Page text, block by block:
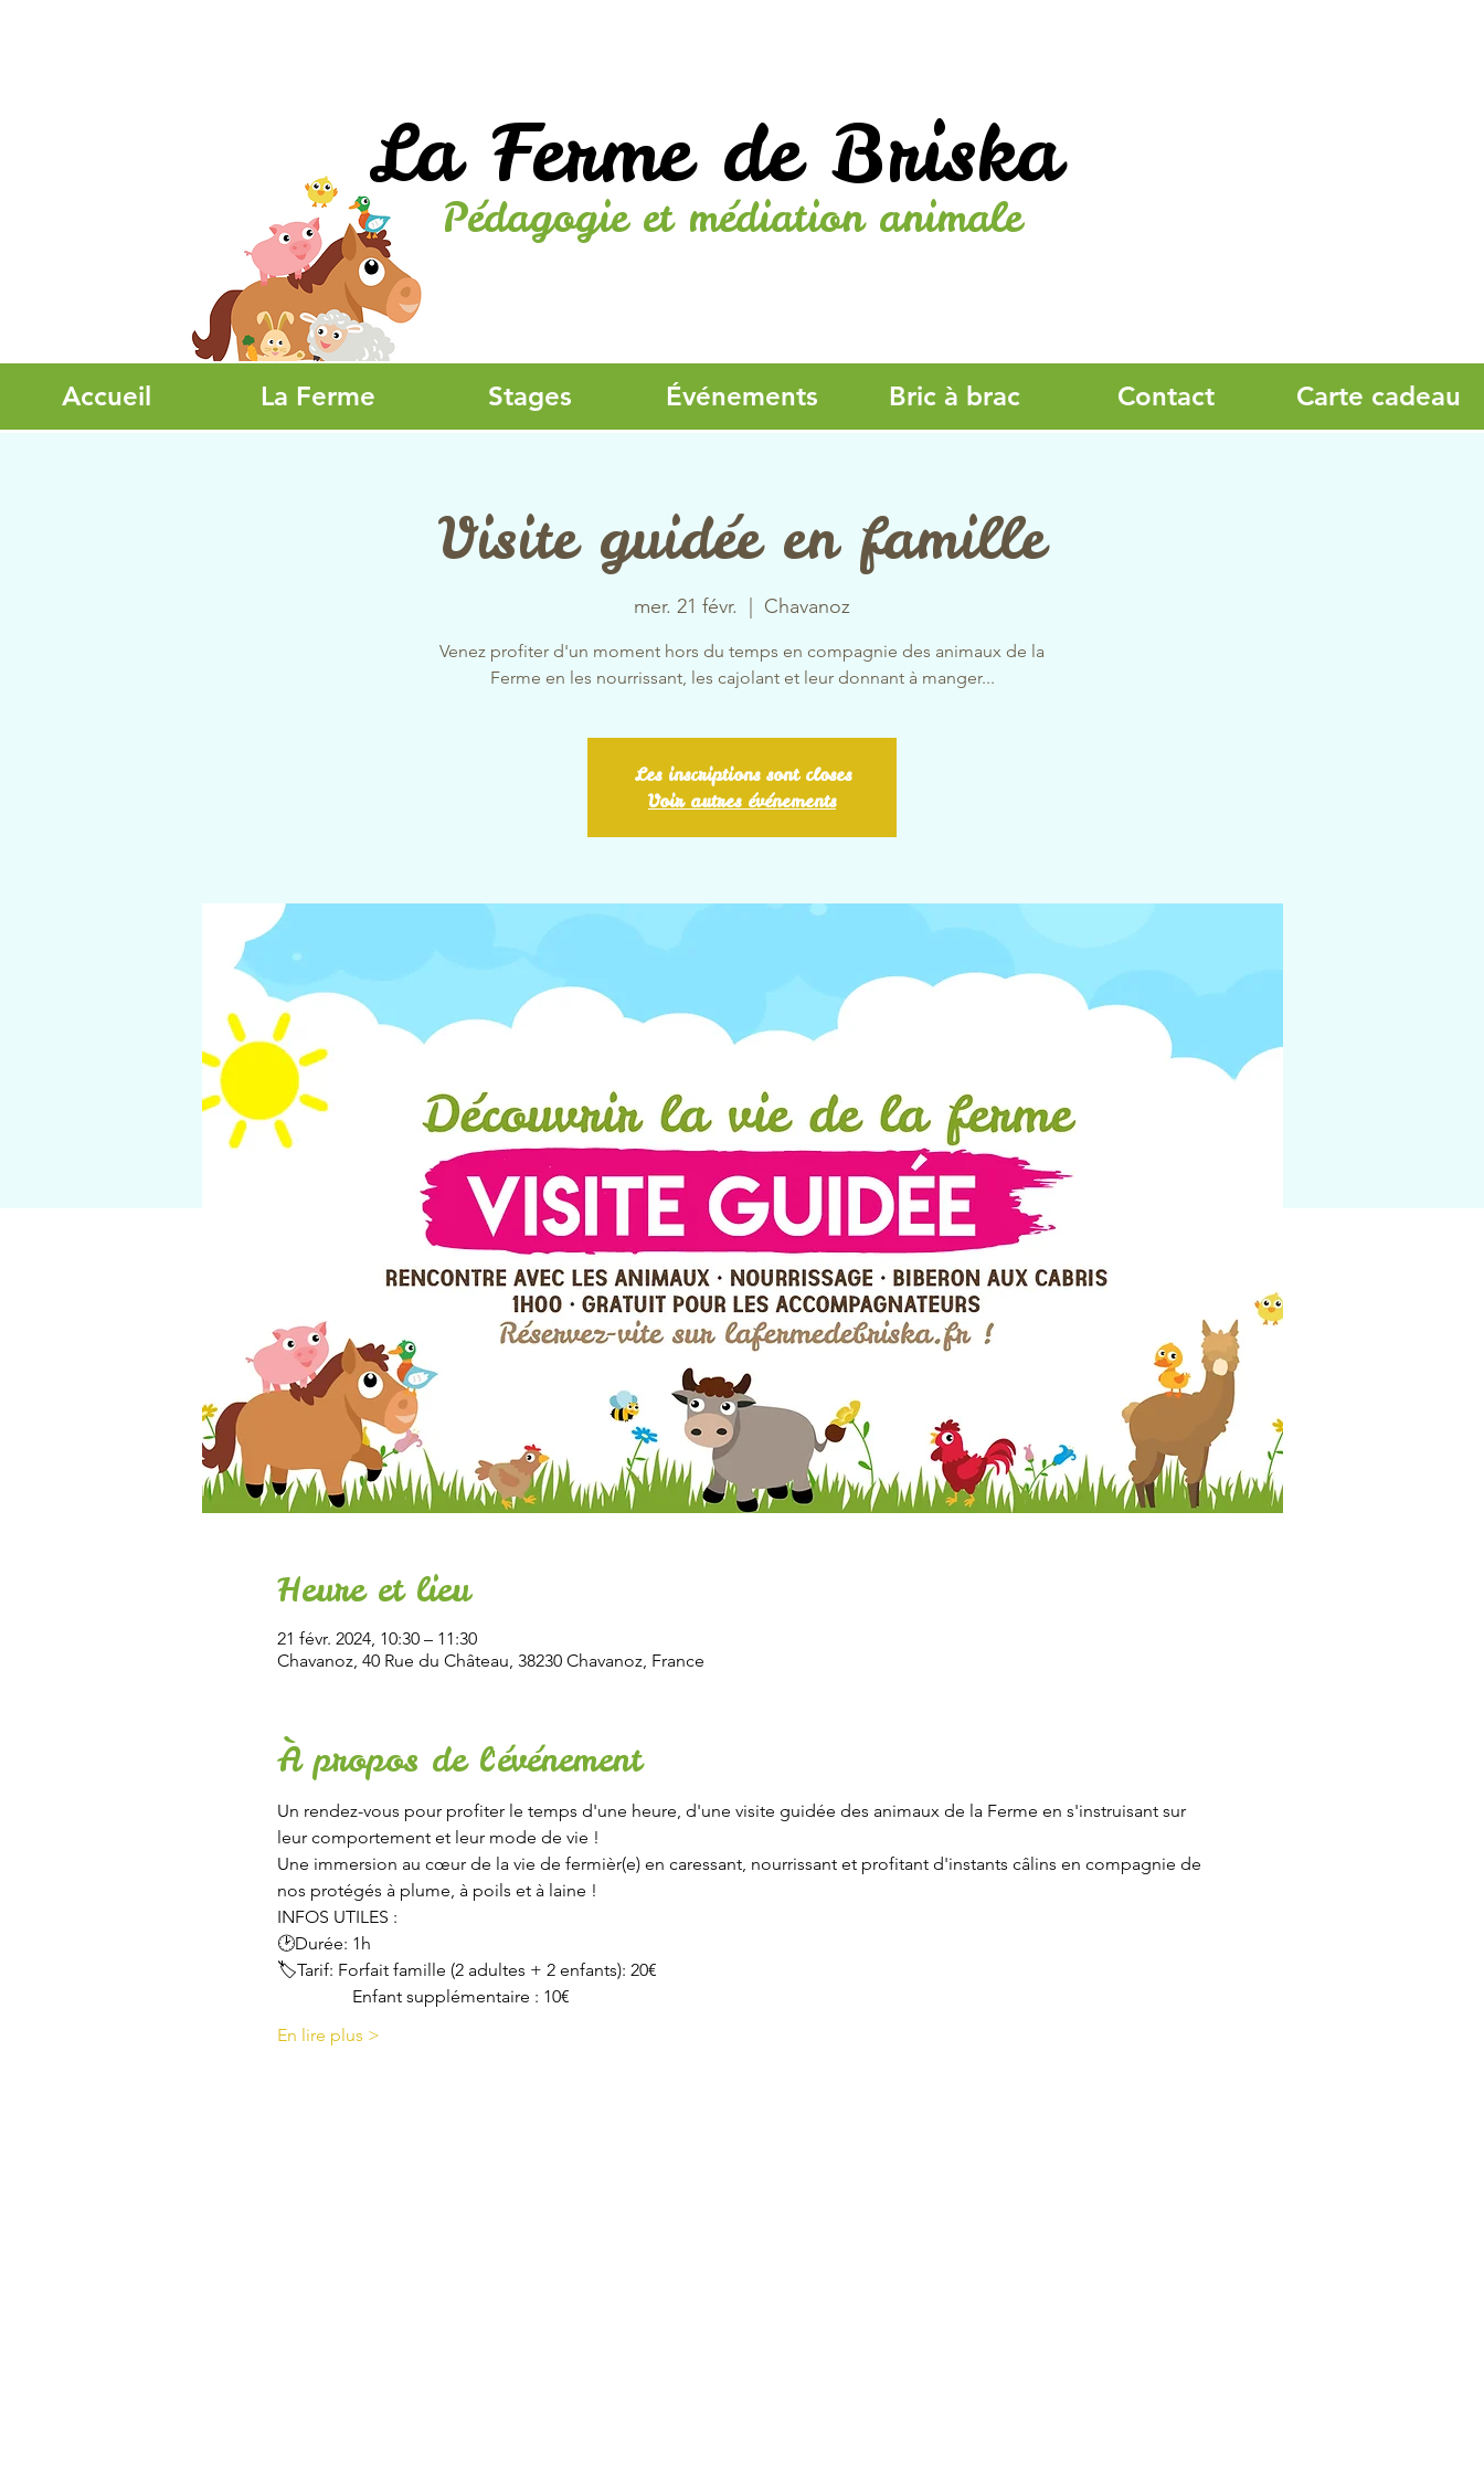
La Ferme de Briska
Pédagogie et médiation animale
Accueil La Ferme Stages Événements Bric à brac Contact Carte cadeau
Visite guidée en famille
mer. 21 févr. Chavanoz
Venez profiter d'un moment hors du temps en compagnie des animaux de la
Ferme en les nourrissant, les cajolant et leur donnant à manger...
Les inscriptions sont closes
Voir autres événements
Heure et lieu
21 févr. 2024, 10:30 – 11:30
Chavanoz, 40 Rue du Château, 38230 Chavanoz, France
À propos de l'événement
Un rendez-vous pour profiter le temps d'une heure, d'une visite guidée des animaux de la Ferme en s'instruisant sur
leur comportement et leur mode de vie !
Une immersion au cœur de la vie de fermièr(e) en caressant, nourrissant et profitant d'instants câlins en compagnie de
nos protégés à plume, à poils et à laine !
INFOS UTILES :
🕑Durée: 1h
🏷Tarif: Forfait famille (2 adultes + 2 enfants): 20€
Enfant supplémentaire : 10€
En lire plus >